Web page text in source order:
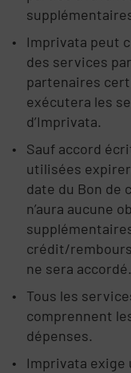
Imprivata peut
des services
partenaires
exécutera les
d’Imprivata.
Sauf accord
utilisées
date du Bon de
n’aura aucune
crédit/
ne sera accordé.
Tous les
comprennent
dépenses.
Imprivata exige